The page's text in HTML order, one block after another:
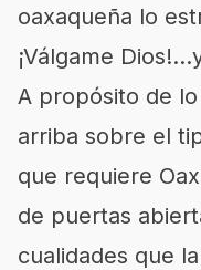
oaxaqueña lo
¡Válgame
A propósito de
arriba sobre el
que requiere
de puertas
cualidades que